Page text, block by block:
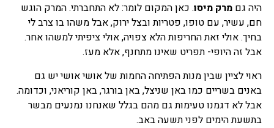
היה גם מרק מיסו. כאן המקום לומר: לא התחברתי. המרק הוגש
חם, עשיר, עם טופו, פטריות ובצל ירוק, אבל משהו בו צרב לי
בחיך. אולי זאת החריפות הלא צפויה, אולי ציפיתי למשהו אחר.
אבל זה היופי- תפריט שאינו מתחנף, אלא מעז.
ראוי לציין שבין מנות הפתיחה החמות של אושי אושי יש גם
באנים בשריים כמו באן שניצל, באן בורגר, באן קוריאני, וכדומה.
אבל לא דגמנו טעימות גם מהם בגלל שאנחנו נמנעים מבשר
בתשעת הימים לפני תשעה באב.